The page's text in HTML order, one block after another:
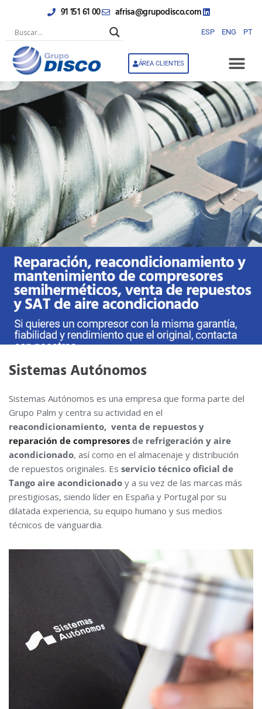
contenido
91 151 61 00 afrisa@grupodisco.com
ESP ENG PT
ÁREA CLIENTES
Sistemas Autónomos
Sistemas Autónomos es una empresa que forma parte del
Grupo Palm y centra su actividad en el
reacondicionamiento, venta de repuestos y
reparación de compresores de refrigeración y aire
acondicionado, así como en el almacenaje y distribución
de repuestos originales. Es servicio técnico oficial de
Tango aire acondicionado y a su vez de las marcas más
prestigiosas, siendo líder en España y Portugal por su
dilatada experiencia, su equipo humano y sus medios
técnicos de vanguardia.